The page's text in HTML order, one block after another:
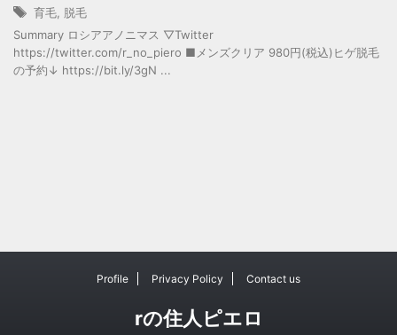
育毛 脱毛
Summary ロシアアノニマス ▽Twitter
https://twitter.com/r_no_piero ■メンズクリア 980円(税込)ヒゲ脱毛
の予約↓ https://bit.ly/3gN ...
Profile Privacy Policy Contact us
rの住人ピエロ